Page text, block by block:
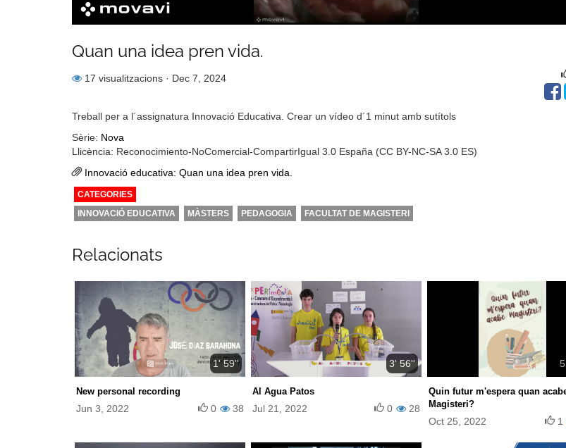
Quan una idea pren vida.
17 visualitzacions · Dec 7, 2024
Treball per a l´assignatura Innovació Educativa. Crear un vídeo d´1 minut amb sutítols
Sèrie: Nova
Llicència: Reconocimiento-NoComercial-CompartirIgual 3.0 España (CC BY-NC-SA 3.0 ES)
Innovació educativa: Quan una idea pren vida.
CATEGORIES
INNOVACIÓ EDUCATIVA
MÀSTERS PEDAGOGIA FACULTAT DE MAGISTERI
Relacionats
1' 59''
New personal recording
Jun 3, 2022 38
0
3' 56''
Al Agua Patos
Jul 21, 2022 28
0
Quin futur m'espera quan
Magisteri?
Oct 25, 2022 1